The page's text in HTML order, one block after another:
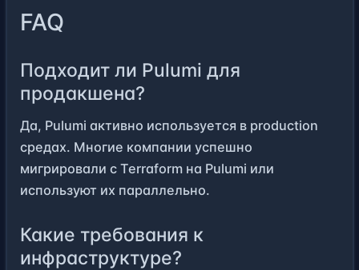
FAQ
Подходит ли Pulumi для
продакшена?
Да, Pulumi активно используется в production
средах. Многие компании успешно
мигрировали с Terraform на Pulumi или
используют их параллельно.
Какие требования к
инфраструктуре?